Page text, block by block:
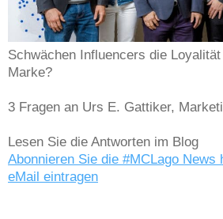
Schwächen Influencers die
Marke?
3 Fragen an Urs E. Gattiker,
Lesen Sie die Antworten im Blog
Abonnieren Sie die #MCLago News
eMail eintragen